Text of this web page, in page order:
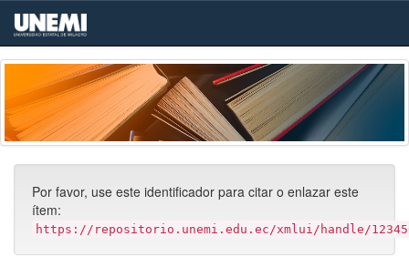
Skip
navigation
Por favor, use este identificador para citar o enlazar este
ítem:
https://repositorio.unemi.edu.ec/xmlui/handle/